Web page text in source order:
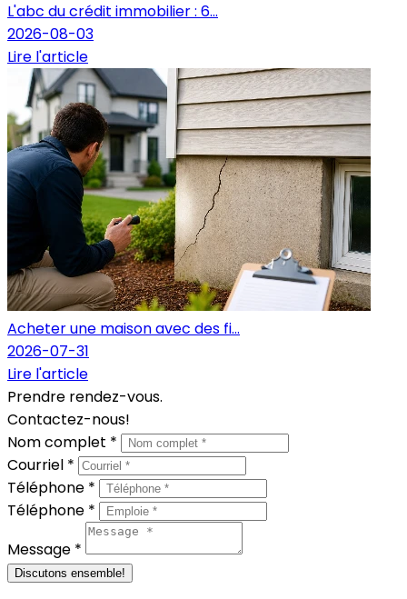
L'abc du crédit immobilier : 6...
2026-08-03
Lire l'article
Acheter une maison avec des fi...
2026-07-31
Lire l'article
Prendre rendez-vous.
Contactez-nous!
Nom complet *
Courriel *
Téléphone *
Téléphone *
Message *
Discutons ensemble!